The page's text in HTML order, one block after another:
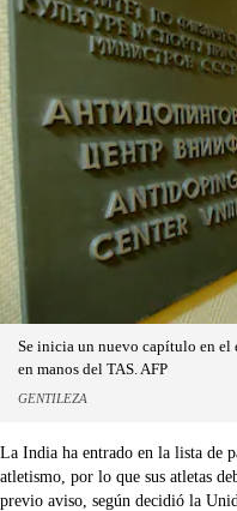
Se inicia un nuevo capítulo en el
en manos del TAS. AFP
GENTILEZA
La India ha entrado en la lista de
atletismo, por lo que sus atletas
previo aviso, según decidió la